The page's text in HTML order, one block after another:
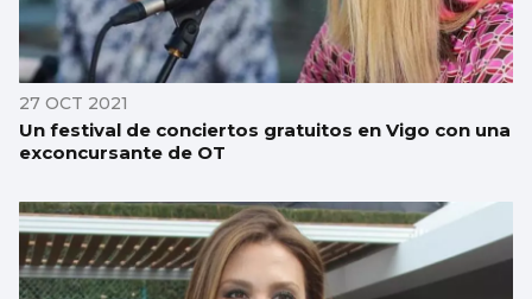
27 OCT 2021
Un festival de conciertos gratuitos en Vigo con una
exconcursante de OT